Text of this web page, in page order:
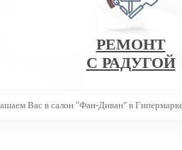
РЕМОНТ
С РАДУГОЙ
Вас в салон "Фан-Диван" в